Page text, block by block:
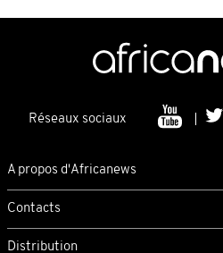
Réseaux sociaux
A propos d'Africanews
Contacts
Distribution